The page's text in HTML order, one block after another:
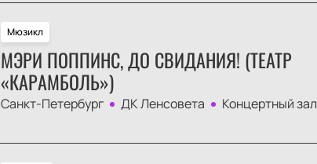
Мюзикл
МЭРИ ПОППИНС, ДО СВИДАНИЯ! (ТЕАТР
«КАРАМБОЛЬ»)
Санкт-Петербург ДК Ленсовета Концертный зал